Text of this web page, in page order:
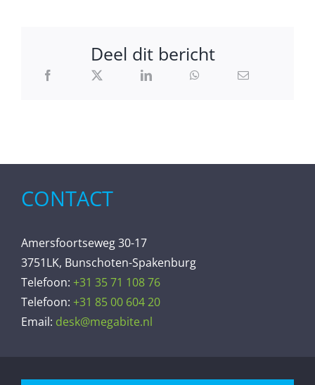
Deel dit bericht
CONTACT
Amersfoortseweg 30-17
3751LK, Bunschoten-Spakenburg
Telefoon: +31 35 71 108 76
Telefoon: +31 85 00 604 20
Email: desk@megabite.nl